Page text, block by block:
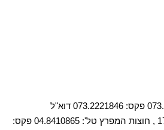
דף הבית שומרת הזורע סניפים קיבוץ שמרת כתובת: קיבוץ שמרת טל': 073.2221845 פקס: 073.2221846 דוא"ל
:shomrat@shw.co.il רהיטי שמרת הזורע סניף חיפה כתובת: שד' ההסתדרות 177 , חוצות המפרץ טל': 04.8410865 פקס: